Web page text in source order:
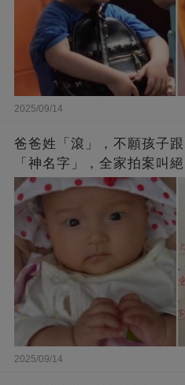
2025/09/14
爸爸姓「滾」，不願孩子
「神名字」，全家拍案叫
2025/09/14